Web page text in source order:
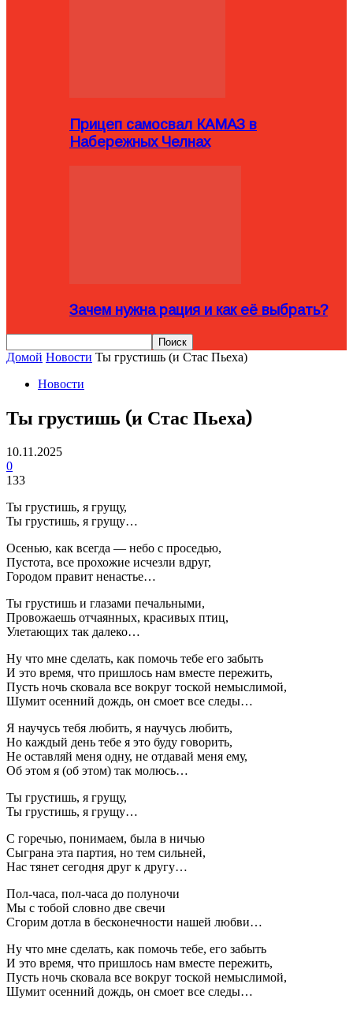
Прицеп самосвал КАМАЗ в
Набережных Челнах
Зачем нужна рация и как её выбрать?
Домой Новости Ты грустишь (и Стас Пьеха)
Новости
Ты грустишь (и Стас Пьеха)
10.11.2025
0
133
Ты грустишь, я грущу,
Ты грустишь, я грущу…
Осенью, как всегда — небо с проседью,
Пустота, все прохожие исчезли вдруг,
Городом правит ненастье…
Ты грустишь и глазами печальными,
Провожаешь отчаянных, красивых птиц,
Улетающих так далеко…
Ну что мне сделать, как помочь тебе его забыть
И это время, что пришлось нам вместе пережить,
Пусть ночь сковала все вокруг тоской немыслимой,
Шумит осенний дождь, он смоет все следы…
Я научусь тебя любить, я научусь любить,
Но каждый день тебе я это буду говорить,
Не оставляй меня одну, не отдавай меня ему,
Об этом я (об этом) так молюсь…
Ты грустишь, я грущу,
Ты грустишь, я грущу…
С горечью, понимаем, была в ничью
Сыграна эта партия, но тем сильней,
Нас тянет сегодня друг к другу…
Пол-часа, пол-часа до полуночи
Мы с тобой словно две свечи
Сгорим дотла в бесконечности нашей любви…
Ну что мне сделать, как помочь тебе, его забыть
И это время, что пришлось нам вместе пережить,
Пусть ночь сковала все вокруг тоской немыслимой,
Шумит осенний дождь, он смоет все следы…